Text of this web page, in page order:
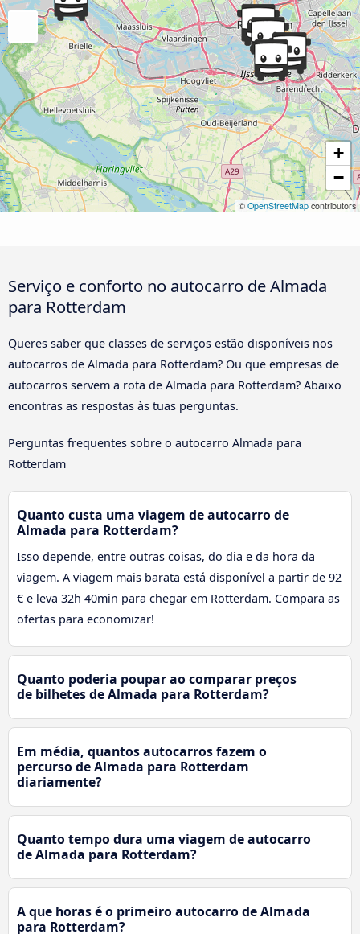
+
−
© OpenStreetMap contributors
Serviço e conforto no autocarro de Almada
para Rotterdam
Queres saber que classes de serviços estão disponíveis nos
autocarros de Almada para Rotterdam? Ou que empresas de
autocarros servem a rota de Almada para Rotterdam? Abaixo
encontras as respostas às tuas perguntas.
Perguntas frequentes sobre o autocarro Almada para
Rotterdam
Quanto custa uma viagem de autocarro de
Almada para Rotterdam?
Isso depende, entre outras coisas, do dia e da hora da
viagem. A viagem mais barata está disponível a partir de 92
€ e leva 32h 40min para chegar em Rotterdam. Compara as
ofertas para economizar!
Quanto poderia poupar ao comparar preços
de bilhetes de Almada para Rotterdam?
Em média, quantos autocarros fazem o
percurso de Almada para Rotterdam
diariamente?
Quanto tempo dura uma viagem de autocarro
de Almada para Rotterdam?
A que horas é o primeiro autocarro de Almada
para Rotterdam?